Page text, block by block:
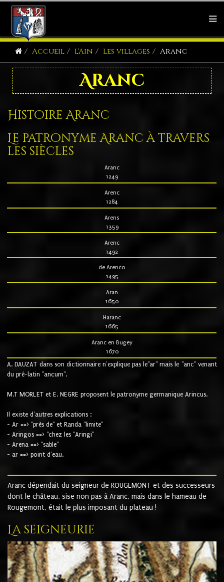
Accueil L'Ain Les villages Aranc
Aranc
Histoire Aranc
Le patronyme Aranc à travers
les siècles
Aranc
1249
Arenc
1284
Arens
1359
Arenc
1492
de Arenco
1495
Aran
1650
Haranc
1665
Aranc en Bugey
1670
A. DAUZAT dans son dictionnaire n'explique pas le"ar" mais le "anc" venant
du pré-latin "ancum".
M.T MORLET et E. NEGRE proposent le patronyme germanique Arincus.
Il existe d'autres explications :
- Ar ==> "près de" et Randa "limite"
- Aringos ==> "chez les "Aringi"
- Arena ==> "sable"
- ar ==> point d'eau.
Aranc dépendait du seigneur de ROUGEMONT et des successeurs
dont le château, sise non pas à Aranc, mais dans le hameau de
Rougemont, était le plus imposant du plateau !
La seigneurie